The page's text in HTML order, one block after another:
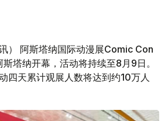
） 阿斯塔纳国际动漫展Comic Con
塔纳开幕，活动将持续至8月9日。
四天累计观展人数将达到约10万人